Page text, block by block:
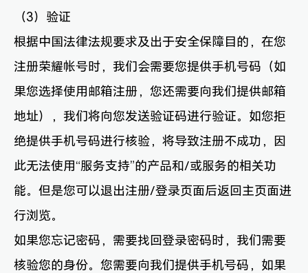
（3）验证
根据中国法律法规要求及出于安全保障目的，在您
注册荣耀帐号时，我们会需要您提供手机号码（如
果您选择使用邮箱注册，您还需要向我们提供邮箱
地址），我们将向您发送验证码进行验证。如您拒
绝提供手机号码进行核验，将导致注册不成功，因
此无法使用“服务支持”的产品和/或服务的相关功
能。但是您可以退出注册/登录页面后返回主页面进
行浏览。
如果您忘记密码，需要找回登录密码时，我们需要
核验您的身份。您需要向我们提供手机号码，如果